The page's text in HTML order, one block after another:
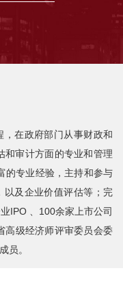
在政府部门从事财政和
和审计方面的专业和管理
的专业经验，主持和参与
以及企业价值评估等；完
IPO 、100余家上市公司
高级经济师评审委员会委
员。